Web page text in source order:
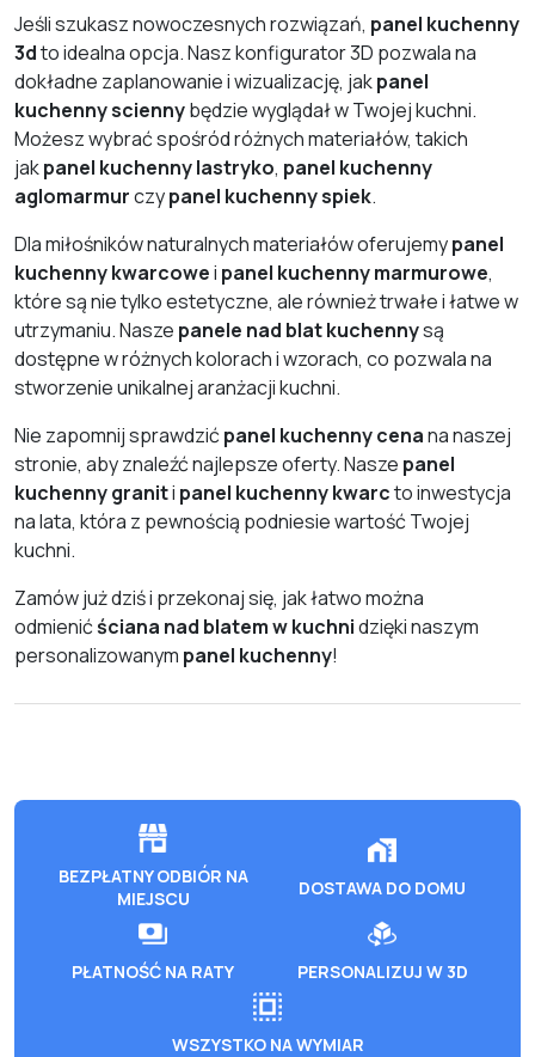
Jeśli szukasz nowoczesnych rozwiązań, panel kuchenny
3dto idealna opcja. Nasz konfigurator 3D pozwala na
dokładne zaplanowanie i wizualizację, jakpanel
kuchenny sciennybędzie wyglądał w Twojej kuchni.
Możesz wybrać spośród różnych materiałów, takich
jakpanel kuchenny lastryko, panel kuchenny
aglomarmurczypanel kuchenny spiek.
Dla miłośników naturalnych materiałów oferujemypanel
kuchenny kwarcowei panel kuchenny marmurowe,
które są nie tylko estetyczne, ale również trwałe i łatwe w
utrzymaniu. Nasze panele nad blat kuchennysą
dostępne w różnych kolorach i wzorach, co pozwala na
stworzenie unikalnej aranżacji kuchni.
Nie zapomnij sprawdzićpanel kuchenny cenana naszej
stronie, aby znaleźć najlepsze oferty. Nasze panel
kuchenny graniti panel kuchenny kwarcto inwestycja
na lata, która z pewnością podniesie wartość Twojej
kuchni.
Zamów już dziś i przekonaj się, jak łatwo można
odmienićściana nad blatem w kuchnidzięki naszym
personalizowanym panel kuchenny!
BEZPŁATNY ODBIÓR NA
MIEJSCU
DOSTAWA DO DOMU
PŁATNOŚĆ NA RATY PERSONALIZUJ W 3D
WSZYSTKO NA WYMIAR